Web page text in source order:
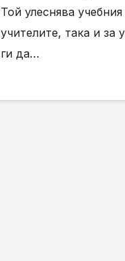
Фондация
България”
Той улеснява
учителите, така и за
ги да…